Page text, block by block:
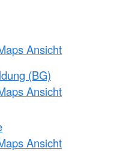
Ansicht
(BG)
Ansicht
Ansicht